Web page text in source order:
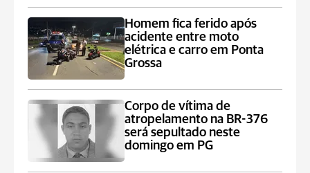
Homem fica ferido após
acidente entre moto
elétrica e carro em Ponta
Grossa
Corpo de vítima de
atropelamento na BR-376
será sepultado neste
domingo em PG